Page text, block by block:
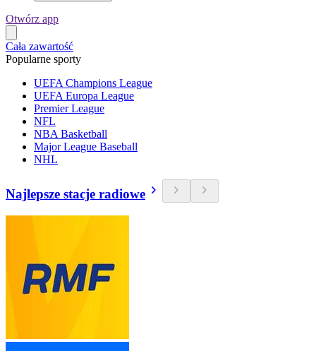
Otwórz app
Cała zawartość
Popularne sporty
UEFA Champions League
UEFA Europa League
Premier League
NFL
NBA Basketball
Major League Baseball
NHL
Najlepsze stacje radiowe